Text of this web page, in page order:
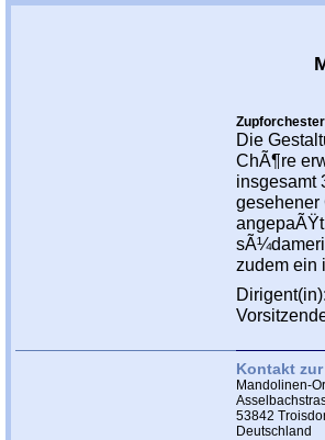
Die
ChÃ¶re
insgesamt
gesehener
zudem ein
Kontakt
Mandolinen-
53842
Deutschland